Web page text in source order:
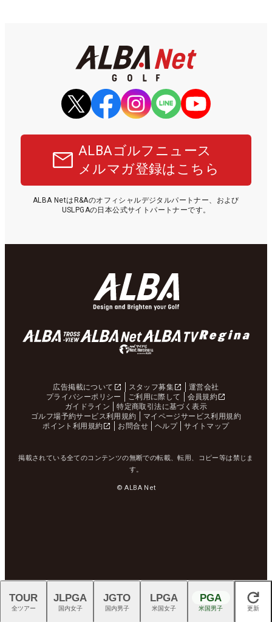
ALBAゴルフニュース
メルマガ登録はこちら
ALBA NetはR&Aのオフィシャルデジタルパートナー、および
USLPGAの日本公式サイトパートナーです。
広告掲載について スタッフ募集
運営会社
プライバシーポリシー
ご利用に際して
会員規約
ガイドライン
特定商取引法に基づく表示
ゴルフ場予約サービス利用規約
マイページサービス利用規約
ポイント利用規約
お問合せ ヘルプ サイトマップ
掲載されている全てのコンテンツの無断での転載、転用、コピー等は禁じま
す。
© ALBA Net
閉じる
TOUR
全ツアー
JLPGA
国内女子
JGTO
国内男子
LPGA
米国女子
PGA
米国男子 更新